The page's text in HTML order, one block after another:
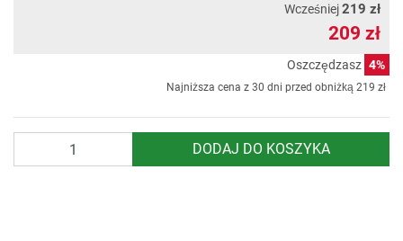
Wcześniej219 zł
209 zł
Oszczędzasz 4%
Najniższa cena z 30 dni przed obniżką 219 zł
DODAJ DO KOSZYKA